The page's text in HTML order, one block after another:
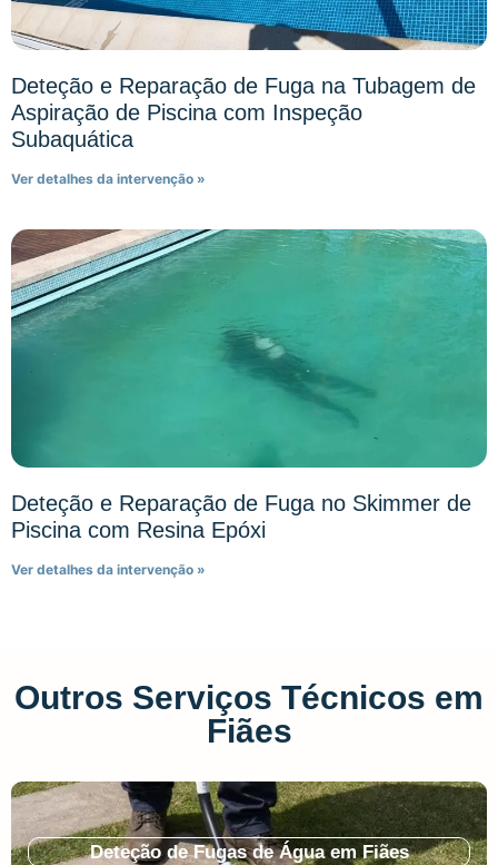
Deteção e Reparação de Fuga na Tubagem de
Aspiração de Piscina com Inspeção
Subaquática
Ver detalhes da intervenção »
Deteção e Reparação de Fuga no Skimmer de
Piscina com Resina Epóxi
Ver detalhes da intervenção »
Outros Serviços Técnicos em
Fiães
Deteção de Fugas de Água em Fiães